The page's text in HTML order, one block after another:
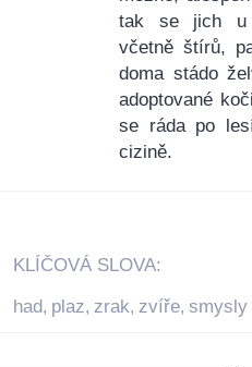
tak se jich u
včetně štírů,
doma stádo
adoptované
se ráda po
cizině.
KLÍČOVÁ SLOVA:
had, plaz, zrak, zvíře, smysly